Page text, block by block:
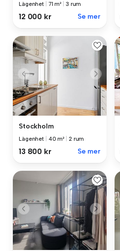
Lägenhet 71 m² 3 rum
12 000 kr Se mer
Stockholm
Lägenhet 40 m² 2 rum
13 800 kr Se mer